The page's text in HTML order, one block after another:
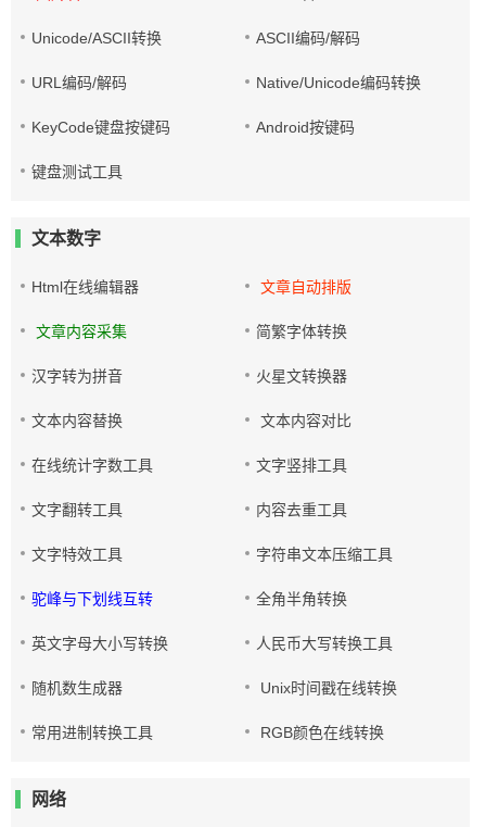
Unicode/ASCII转换 ASCII编码/解码
URL编码/解码 Native/Unicode编码转换
KeyCode键盘按键码 Android按键码
键盘测试工具
文本数字
Html在线编辑器 文章自动排版
文章内容采集 简繁字体转换
汉字转为拼音 火星文转换器
文本内容替换 文本内容对比
在线统计字数工具 文字竖排工具
文字翻转工具 内容去重工具
文字特效工具 字符串文本压缩工具
驼峰与下划线互转 全角半角转换
英文字母大小写转换 人民币大写转换工具
随机数生成器 Unix时间戳在线转换
常用进制转换工具 RGB颜色在线转换
网络